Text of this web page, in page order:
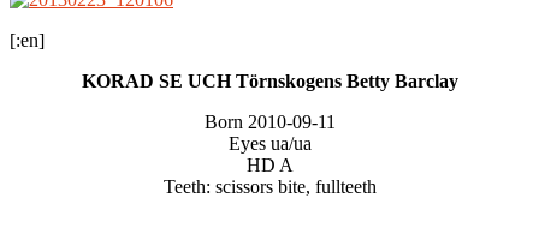
[:en]
KORAD SE UCH Törnskogens Betty Barclay
Born 2010-09-11
Eyes ua/ua
HD A
Teeth: scissors bite, fullteeth